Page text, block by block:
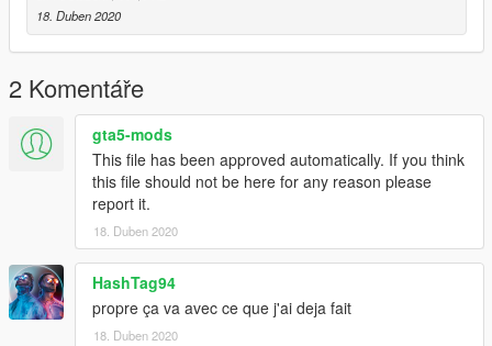
18. Duben 2020
2 Komentáře
gta5-mods
This file has been approved automatically. If you think
this file should not be here for any reason please
report it.
18. Duben 2020
HashTag94
propre ça va avec ce que j'ai deja fait
18. Duben 2020